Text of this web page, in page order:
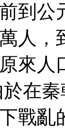
到公
人，
來
在
戰亂